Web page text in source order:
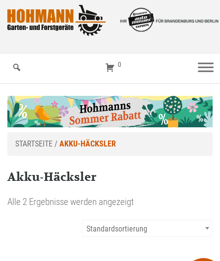
0
STARTSEITE / AKKU-HÄCKSLER
Akku-Häcksler
Alle 2 Ergebnisse werden angezeigt
Standardsortierung